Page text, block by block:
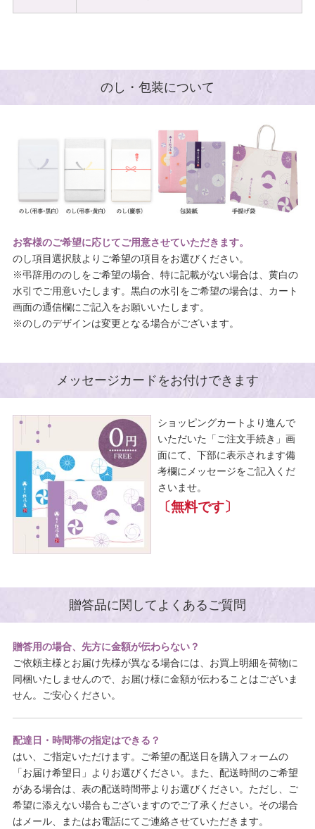
のし・包装について
お客様のご希望に応じてご用意させていただきます。
のし項目選択肢よりご希望の項目をお選びください。
※弔辞用ののしをご希望の場合、特に記載がない場合は、黄白の
水引でご用意いたします。黒白の水引をご希望の場合は、カート
画面の通信欄にご記入をお願いいたします。
※のしのデザインは変更となる場合がございます。
メッセージカードをお付けできます
ショッピングカートより進んで
いただいた「ご注文手続き」画
面にて、下部に表示されます備
考欄にメッセージをご記入くだ
さいませ。
〔無料です〕
贈答品に関してよくあるご質問
贈答用の場合、先方に金額が伝わらない？
ご依頼主様とお届け先様が異なる場合には、お買上明細を荷物に
同梱いたしませんので、お届け様に金額が伝わることはございま
せん。ご安心ください。
配達日・時間帯の指定はできる？
はい、ご指定いただけます。ご希望の配送日を購入フォームの
「お届け希望日」よりお選びください。また、配送時間のご希望
がある場合は、表の配送時間帯よりお選びください。ただし、ご
希望に添えない場合もございますのでご了承ください。その場合
はメール、またはお電話にてご連絡させていただきます。